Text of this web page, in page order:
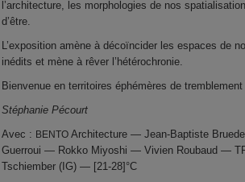
l’architecture, les morphologies de nos
d’être.
L’exposition amène à décoïncider les espaces de
inédits et mène à rêver l’hétérochronie.
Bienvenue en territoires éphémères de tremblement
Stéphanie Pécourt
Avec : BENTO Architecture — Jean-Baptiste
Guerroui — Rokko Miyoshi — Vivien Roubaud —
Tschiember (IG) — [21-28]°C